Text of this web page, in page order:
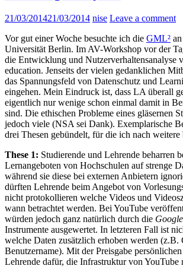
21/03/201421/03/2014 nise Leave a comment
Vor gut einer Woche besuchte ich die GML²
Universität Berlin. Im AV-Workshop vor der
die Entwicklung und Nutzerverhaltensanalyse
education. Jenseits der vielen gedanklichen
das Spannungsfeld von Datenschutz und
eingehen. Mein Eindruck ist, dass LA überall
eigentlich nur wenige schon einmal damit in
sind. Die ethischen Probleme eines gläsernen
jedoch viele (NSA sei Dank). Exemplarische
drei Thesen gebündelt, für die ich nach weitere
These 1: Studierende und Lehrende beharren
Lernangeboten von Hochschulen auf strenge
während sie diese bei externen Anbietern
dürften Lehrende beim Angebot von
nicht protokollieren welche Videos und
wann betrachtet werden. Bei YouTube
würden jedoch ganz natürlich durch die
Instrumente ausgewertet. In letzteren Fall ist
welche Daten zusätzlich erhoben werden (z.B.
Benutzername). Mit der Preisgabe
Lehrende dafür, die Infrastruktur von YouTube